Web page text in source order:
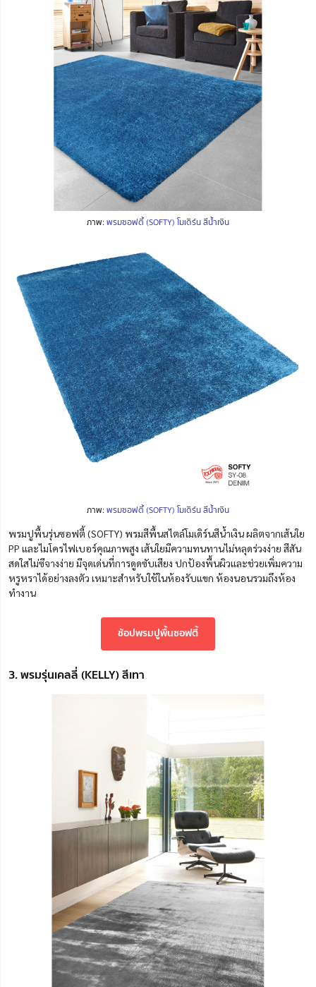
ภาพ:พรมซอฟตี้ (SOFTY) โมเดิร์น สีน้ำเงิน
ภาพ:พรมซอฟตี้ (SOFTY) โมเดิร์น สีน้ำเงิน
พรมปูพื้นรุ่นซอฟตี้ (SOFTY) พรมสีพื้นสไตล์โมเดิร์นสีน้ำเงิน ผลิตจากเส้นใย
PP และไมโครไฟเบอร์คุณภาพสูง เส้นใยมีความทนทานไม่หลุดร่วงง่าย สีสัน
สดใสไม่ซีจางง่าย มีจุดเด่นที่การดูดซับเสียง ปกป้องพื้นผิวและช่วยเพิ่มความ
หรูหราได้อย่างลงตัว เหมาะสำหรับใช้ในห้องรับแขก ห้องนอนรวมถึงห้อง
ทำงาน
ช้อปพรมปูพื้นซอฟตี้
3. พรมรุ่นเคลลี่ (KELLY) สีเทา